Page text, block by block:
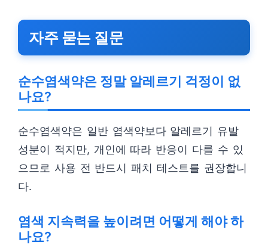
자주 묻는 질문
순수염색약은 정말 알레르기 걱정이 없
나요?
순수염색약은 일반 염색약보다 알레르기 유발
성분이 적지만, 개인에 따라 반응이 다를 수 있
으므로 사용 전 반드시 패치 테스트를 권장합니
다.
염색 지속력을 높이려면 어떻게 해야 하
나요?